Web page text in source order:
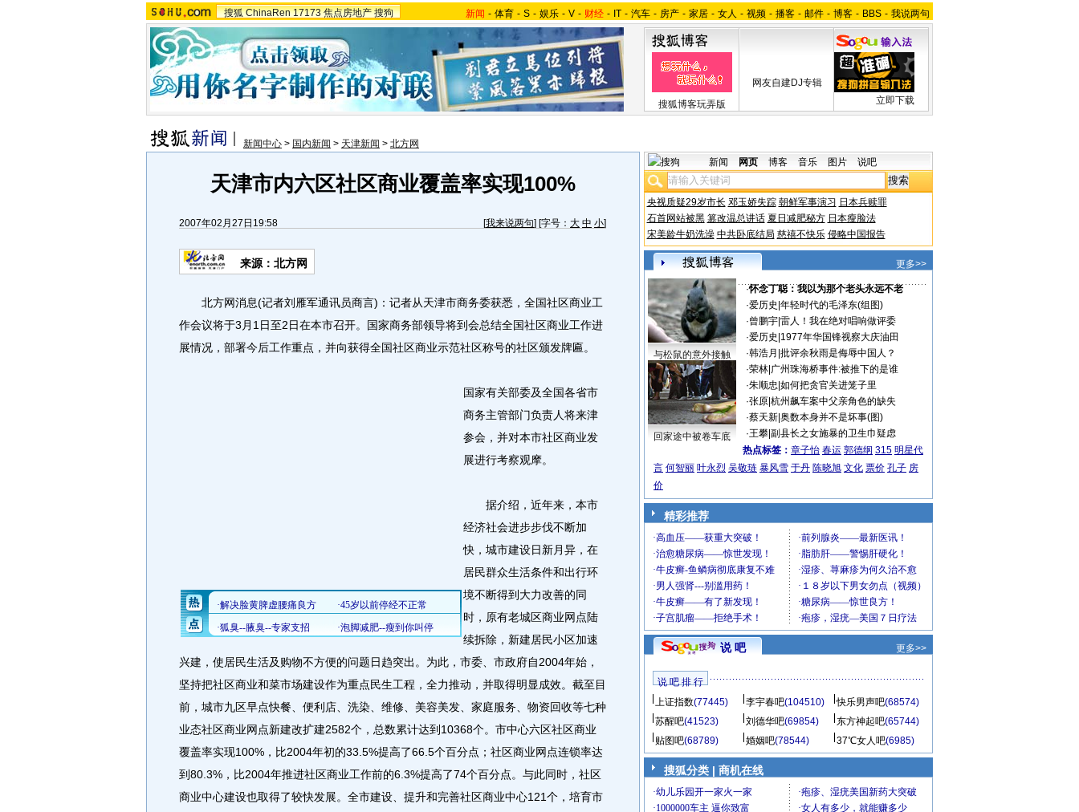
搜狐 ChinaRen 17173 焦点房地产 搜狗 新闻 - 体育 - S - 娱乐 - V - 财经 - IT - 汽车 - 房产 - 家居 - 女人 - 视频 - 播客 - 邮件 - 博客 - BBS - 我说两句
搜狐博客玩弄版
网友自建DJ专辑
立即下载
新闻中心 > 国内新闻 > 天津新闻 > 北方网
天津市内六区社区商业覆盖率实现100%
2007年02月27日19:58 [我来说两句] [字号： 大 中 小]
来源：北方网
北方网消息(记者刘雁军通讯员商言)：记者从天津市商务委获悉，全国社区商业工
作会议将于3月1日至2日在本市召开。国家商务部领导将到会总结全国社区商业工作进
展情况，部署今后工作重点，并向获得全国社区商业示范社区称号的社区颁发牌匾。
国家有关部委及全国各省市
商务主管部门负责人将来津
参会，并对本市社区商业发
展进行考察观摩。
据介绍，近年来，本市
经济社会进步步伐不断加
快，城市建设日新月异，在
居民群众生活条件和出行环
境不断得到大力改善的同
时，原有老城区商业网点陆
续拆除，新建居民小区加速
兴建，使居民生活及购物不方便的问题日趋突出。为此，市委、市政府自2004年始，
坚持把社区商业和菜市场建设作为重点民生工程，全力推动，并取得明显成效。截至目
前，城市九区早点快餐、便利店、洗染、维修、美容美发、家庭服务、物资回收等七种
业态社区商业网点新建改扩建2582个，总数累计达到10368个。市中心六区社区商业
覆盖率实现100%，比2004年初的33.5%提高了66.5个百分点；社区商业网点连锁率达
到80.3%，比2004年推进社区商业工作前的6.3%提高了74个百分点。与此同时，社区
商业中心建设也取得了较快发展。全市建设、提升和完善社区商业中心121个，培育市
新闻 网页 博客 音乐 图片 说吧
央视质疑29岁市长 邓玉娇失踪 朝鲜军事演习 日本兵赎罪
石首网站被黑 篡改温总讲话 夏日减肥秘方 日本瘦脸法
宋美龄牛奶洗澡 中共卧底结局 慈禧不快乐 侵略中国报告
更多>>
与松鼠的意外接触
回家途中被卷车底
·怀念丁聪：我以为那个老头永远不老
·爱历史 年轻时代的毛泽东(组图)
·曾鹏宇| 雷人！我在绝对唱响做评委
·爱历史 1977年华国锋视察大庆油田
·韩浩月 批评余秋雨是侮辱中国人？
·荣林| 广州珠海桥事件:被推下的是谁
·朱顺忠 如何把贪官关进笼子里
·张原| 杭州飙车案中父亲角色的缺失
·蔡天新| 奥数本身并不是坏事(图)
·王攀| 副县长之女施暴的卫生巾疑虑
热点标签： 章子怡 春运 郭德纲 315 明星代
言 何智丽 叶永烈 吴敬琏 暴风雪 于丹 陈晓旭 文化 票价 孔子 房
价
精彩推荐
说 吧 更多>>
说 吧 排 行
上证指数(77445) 李宇春吧(104510) 快乐男声吧(68574)
苏醒吧(41523) 刘德华吧(69854) 东方神起吧(65744)
贴图吧(68789) 婚姻吧(78544) 37℃女人吧(6985)
搜狐分类 | 商机在线